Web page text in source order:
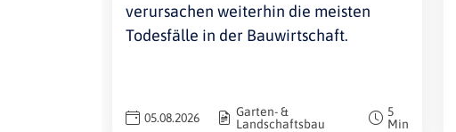
verursachen weiterhin die meisten
Todesfälle in der Bauwirtschaft.
05.08.2026
Garten- &
Landschaftsbau
5
Min